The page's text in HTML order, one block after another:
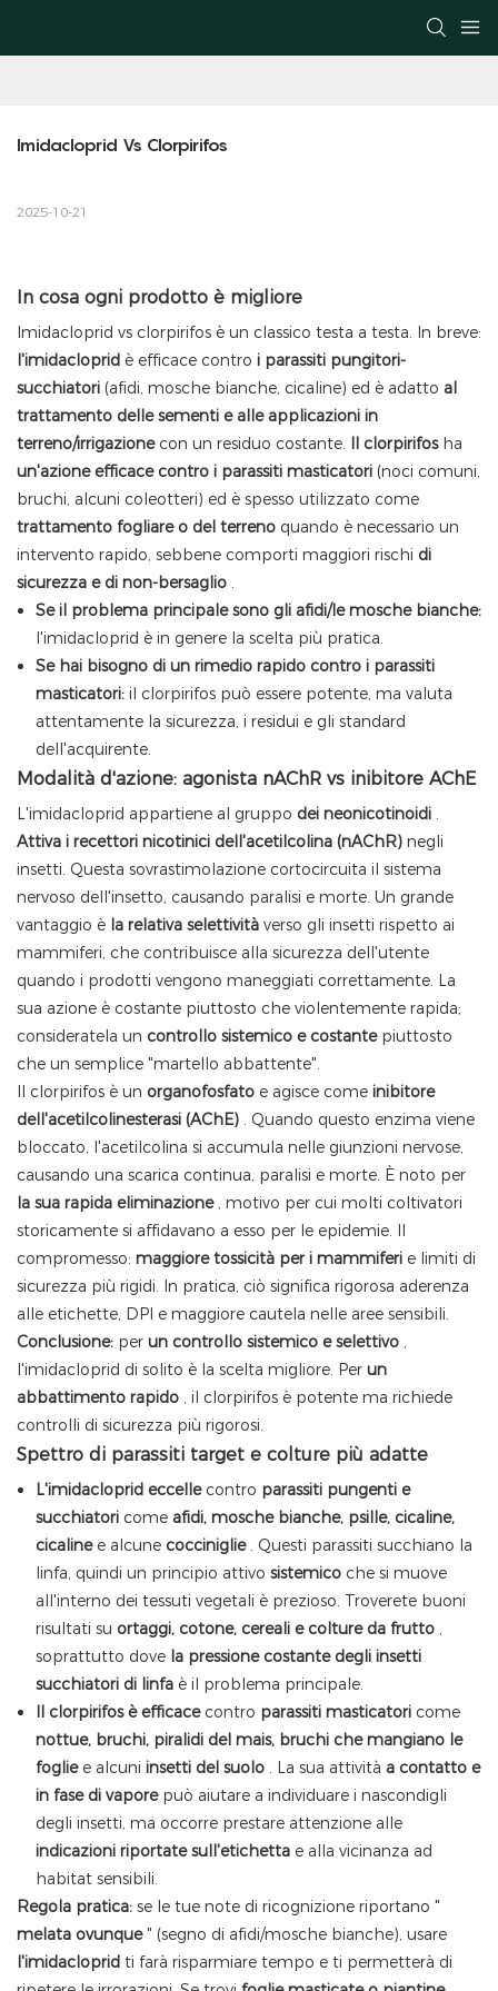
Imidacloprid Vs Clorpirifos
2025-10-21
In cosa ogni prodotto è migliore
Imidacloprid vs clorpirifos è un classico testa a testa. In breve:
l'imidacloprid è efficace contro i parassiti pungitori-
succhiatori (afidi, mosche bianche, cicaline) ed è adatto al
trattamento delle sementi e alle applicazioni in
terreno/irrigazionecon un residuo costante. Il clorpirifosha
un'azione efficace contro i parassiti masticatori (noci comuni,
bruchi, alcuni coleotteri) ed è spesso utilizzato come
trattamento fogliare o del terreno quando è necessario un
intervento rapido, sebbene comporti maggiori rischi di
sicurezza e di non-bersaglio .
Se il problema principale sono gli afidi/le mosche bianche:
l'imidacloprid è in genere la scelta più pratica.
Se hai bisogno di un rimedio rapido contro i parassiti
masticatori:il clorpirifos può essere potente, ma valuta
attentamente la sicurezza, i residui e gli standard
dell'acquirente.
Modalità d'azione: agonista nAChR vs inibitore AChE
L'imidacloprid appartiene al gruppo dei neonicotinoidi .
Attiva i recettori nicotinici dell'acetilcolina (nAChR) negli
insetti. Questa sovrastimolazione cortocircuita il sistema
nervoso dell'insetto, causando paralisi e morte. Un grande
vantaggio è la relativa selettività verso gli insetti rispetto ai
mammiferi, che contribuisce alla sicurezza dell'utente
quando i prodotti vengono maneggiati correttamente. La
sua azione è costante piuttosto che violentemente rapida;
consideratela un controllo sistemico e costantepiuttosto
che un semplice "martello abbattente".
Il clorpirifos è un organofosfato e agisce come inibitore
dell'acetilcolinesterasi (AChE) . Quando questo enzima viene
bloccato, l'acetilcolina si accumula nelle giunzioni nervose,
causando una scarica continua, paralisi e morte. È noto per
la sua rapida eliminazione, motivo per cui molti coltivatori
storicamente si affidavano a esso per le epidemie. Il
compromesso: maggiore tossicità per i mammiferi e limiti di
sicurezza più rigidi. In pratica, ciò significa rigorosa aderenza
alle etichette, DPI e maggiore cautela nelle aree sensibili.
Conclusione: per un controllo sistemico e selettivo ,
l'imidacloprid di solito è la scelta migliore. Per un
abbattimento rapido , il clorpirifos è potente ma richiede
controlli di sicurezza più rigorosi.
Spettro di parassiti target e colture più adatte
L'imidacloprid eccellecontro parassiti pungenti e
succhiatoricome afidi, mosche bianche, psille, cicaline,
cicalinee alcune cocciniglie. Questi parassiti succhiano la
linfa, quindi un principio attivo sistemicoche si muove
all'interno dei tessuti vegetali è prezioso. Troverete buoni
risultati su ortaggi, cotone, cereali e colture da frutto,
soprattutto dove la pressione costante degli insetti
succhiatori di linfaè il problema principale.
Il clorpirifos è efficacecontro parassiti masticatoricome
nottue, bruchi, piralidi del mais, bruchi che mangiano le
fogliee alcuni insetti del suolo. La sua attività a contatto e
in fase di vaporepuò aiutare a individuare i nascondigli
degli insetti, ma occorre prestare attenzione alle
indicazioni riportate sull'etichettae alla vicinanza ad
habitat sensibili.
Regola pratica: se le tue note di ricognizione riportano "
melata ovunque" (segno di afidi/mosche bianche), usare
l'imidacloprid ti farà risparmiare tempo e ti permetterà di